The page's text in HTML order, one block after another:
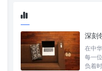
在中
每一
负着